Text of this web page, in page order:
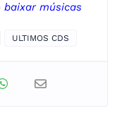
baixar músicas
ULTIMOS CDS